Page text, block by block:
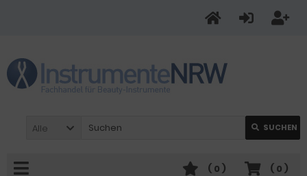
Alle SUCHEN
( 0 )
( 0 )